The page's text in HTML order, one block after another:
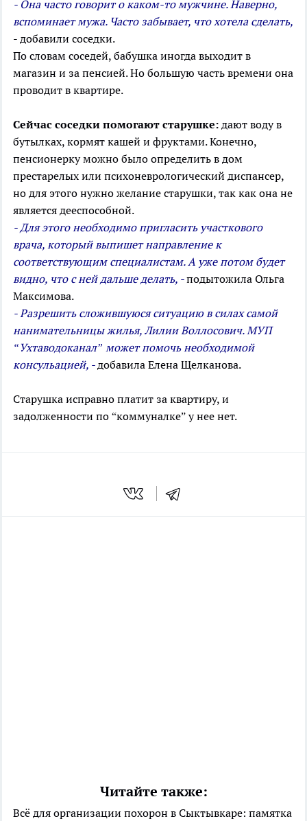
- Она часто говорит о каком-то мужчине. Наверно,
вспоминает мужа. Часто забывает, что хотела сделать,
- добавили соседки.
По словам соседей, бабушка иногда выходит в
магазин и за пенсией. Но большую часть времени она
проводит в квартире.
Сейчас соседки помогают старушке: дают воду в
бутылках, кормят кашей и фруктами. Конечно,
пенсионерку можно было определить в дом
престарелых или психоневрологический диспансер,
но для этого нужно желание старушки, так как она не
является дееспособной.
- Для этого необходимо пригласить участкового
врача, который выпишет направление к
соответствующим специалистам. А уже потом будет
видно, что с ней дальше делать, -подытожила Ольга
Максимова.
- Разрешить сложившуюся ситуацию в силах самой
нанимательницы жилья, Лилии Воллосович. МУП
“Ухтаводоканал” может помочь необходимой
консульацией, -добавила Елена Щелканова.
Старушка исправно платит за квартиру, и
задолженности по “коммуналке” у нее нет.
Читайте также:
Всё для организации похорон в Сыктывкаре: памятка